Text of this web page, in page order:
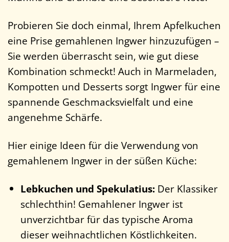
Probieren Sie doch einmal, Ihrem Apfelkuchen
eine Prise gemahlenen Ingwer hinzuzufügen –
Sie werden überrascht sein, wie gut diese
Kombination schmeckt! Auch in Marmeladen,
Kompotten und Desserts sorgt Ingwer für eine
spannende Geschmacksvielfalt und eine
angenehme Schärfe.
Hier einige Ideen für die Verwendung von
gemahlenem Ingwer in der süßen Küche:
Lebkuchen und Spekulatius:Der Klassiker
schlechthin! Gemahlener Ingwer ist
unverzichtbar für das typische Aroma
dieser weihnachtlichen Köstlichkeiten.